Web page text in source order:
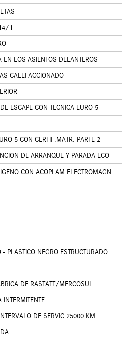
1
EN LOS ASIENTOS DELANTEROS
CALEFACCIONADO
ESCAPE CON TECNICA EURO 5
5 CON CERTIF.MATR. PARTE 2
DE ARRANQUE Y PARADA ECO
CON ACOPLAM.ELECTROMAGN.
PLASTICO NEGRO ESTRUCTURADO
DE RASTATT/MERCOSUL
DE SERVIC 25000 KM